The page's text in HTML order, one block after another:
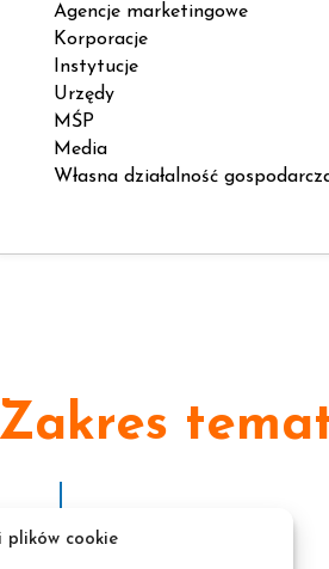
plików cookie
Agencje marketingowe
Korporacje
Instytucje
Urzędy
MŚP
Media
Własna działalność
Zakres